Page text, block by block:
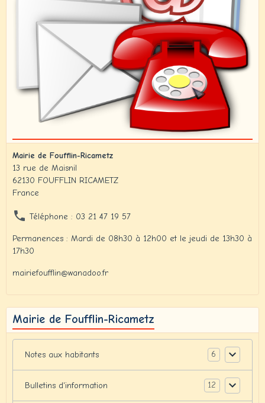
Mairie de Foufflin-Ricametz
13 rue de Maisnil
62130 FOUFFLIN RICAMETZ
France
Téléphone : 03 21 47 19 57
Permanences : Mardi de 08h30 à 12h00 et le jeudi de 13h30 à
17h30
mairiefoufflin@wanadoo.fr
Mairie de Foufflin-Ricametz
Notes aux habitants 6
Bulletins d'information 12